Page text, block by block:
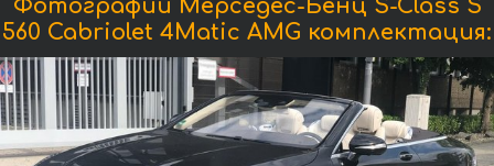
Фотографии Мерседес-Бенц S-Class S
560 Cabriolet 4Matic AMG комплектация: